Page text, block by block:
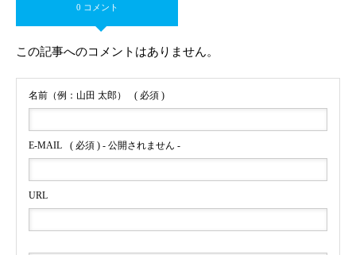
0 コメント
この記事へのコメントはありません。
名前（例：山田 太郎） ( 必須 )
E-MAIL ( 必須 ) - 公開されません -
URL